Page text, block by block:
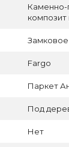
композит
Замковое
Fargo
Паркет
Под
Нет